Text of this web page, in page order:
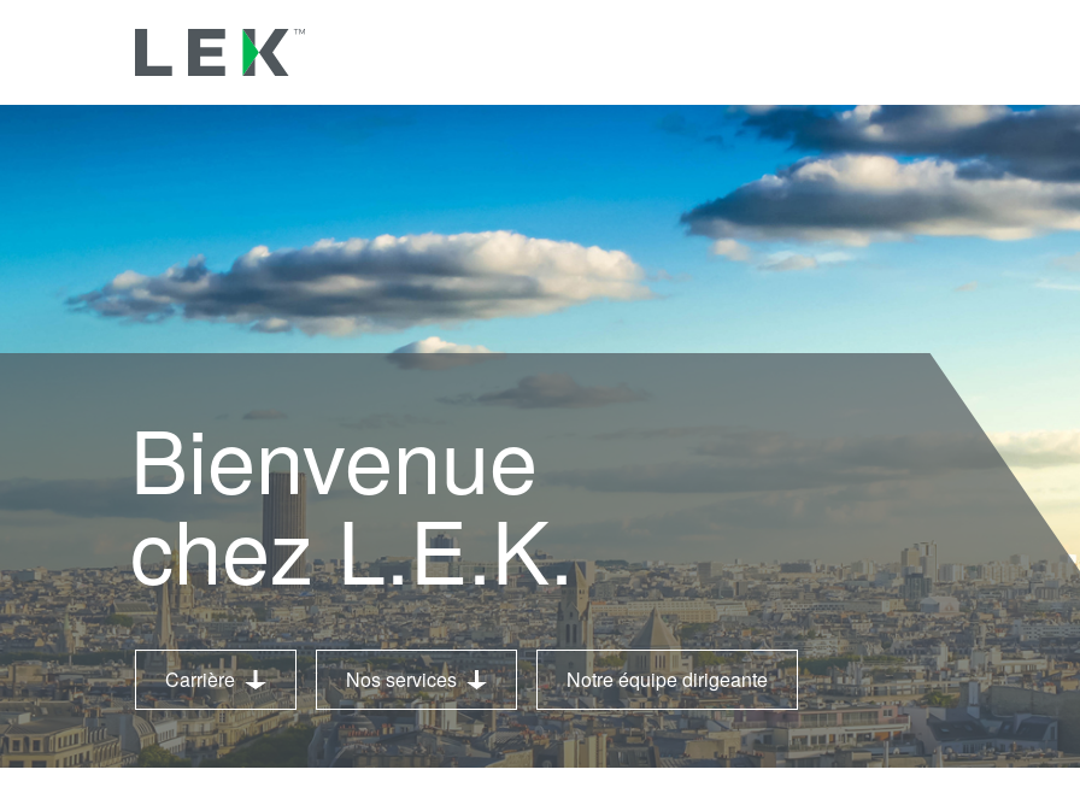
Bienvenue
chez L.E.K.
Carrière Nos services Notre équipe dirigeante